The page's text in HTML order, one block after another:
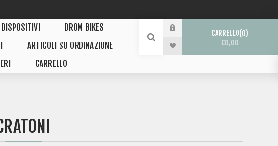
DISPOSITIVI
DROM BIKES
ARTICOLI SU ORDINAZIONE
CARRELLO
CARRELLO 0
€0,00